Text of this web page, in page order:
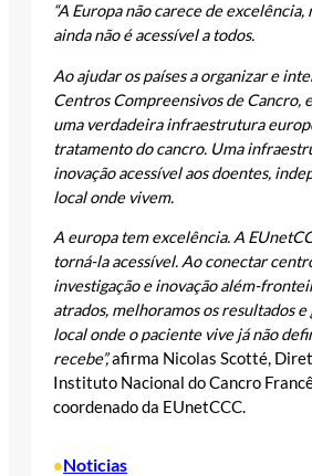
“A Europa não carece de excelência,
ainda não é acessível a todos.
Ao ajudar os países a organizar e
Centros Compreensivos de Cancro,
uma verdadeira infraestrutura
tratamento do cancro. Uma
inovação acessível aos doentes,
local onde vivem.
A europa tem excelência. A
torná-la acessível. Ao conectar
investigação e inovação além-
atrados, melhoramos os resultados
local onde o paciente vive já não
recebe”,afirma Nicolas Scotté,
Instituto Nacional do Cancro
coordenado da EUnetCCC.
•Noticias